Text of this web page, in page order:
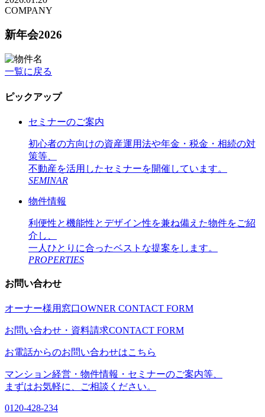
COMPANY
新年会2026
一覧に戻る
ピックアップ
セミナーのご案内
初心者の方向けの資産運用法や年金・税金・相続の対
策等、
不動産を活用したセミナーを開催しています。
SEMINAR
物件情報
利便性と機能性とデザイン性を兼ね備えた物件をご紹
介し、
一人ひとりに合ったベストな提案をします。
PROPERTIES
お問い合わせ
オーナー様用窓口OWNER CONTACT FORM
お問い合わせ・資料請求CONTACT FORM
お電話からのお問い合わせはこちら
マンション経営・物件情報・セミナーのご案内等、
まずはお気軽に、ご相談ください。
0120-428-234